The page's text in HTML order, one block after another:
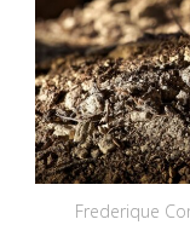
Frederique